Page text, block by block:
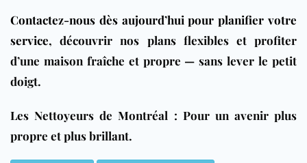
Contactez-nous dès aujourd’hui pour planifier votre
service, découvrir nos plans flexibles et profiter
d’une maison fraîche et propre — sans lever le petit
doigt.
Les Nettoyeurs de Montréal : Pour un avenir plus
propre et plus brillant.